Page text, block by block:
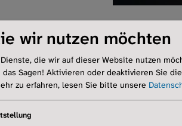
pulmonaler
wir nutzen möchten
die wir auf dieser Website nutzen
das Sagen! Aktivieren oder deaktivieren Sie
zu erfahren, lesen Sie bitte unsere